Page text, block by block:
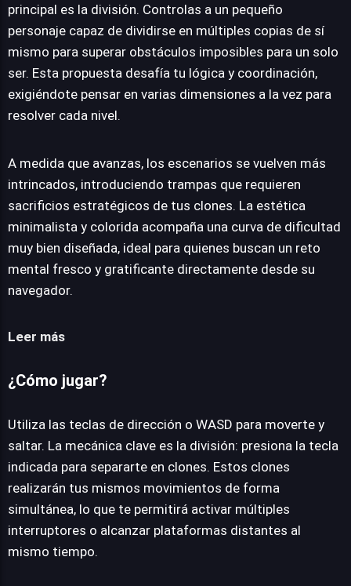
JUEGALO AHORA
principal es la división. Controlas a un pequeño
personaje capaz de dividirse en múltiples copias de sí
mismo para superar obstáculos imposibles para un solo
ser. Esta propuesta desafía tu lógica y coordinación,
exigiéndote pensar en varias dimensiones a la vez para
resolver cada nivel.
A medida que avanzas, los escenarios se vuelven más
intrincados, introduciendo trampas que requieren
sacrificios estratégicos de tus clones. La estética
minimalista y colorida acompaña una curva de dificultad
muy bien diseñada, ideal para quienes buscan un reto
mental fresco y gratificante directamente desde su
navegador.
Leer más
¿Cómo jugar?
Utiliza las teclas de dirección o WASD para moverte y
saltar. La mecánica clave es la división: presiona la tecla
indicada para separarte en clones. Estos clones
realizarán tus mismos movimientos de forma
simultánea, lo que te permitirá activar múltiples
interruptores o alcanzar plataformas distantes al
mismo tiempo.